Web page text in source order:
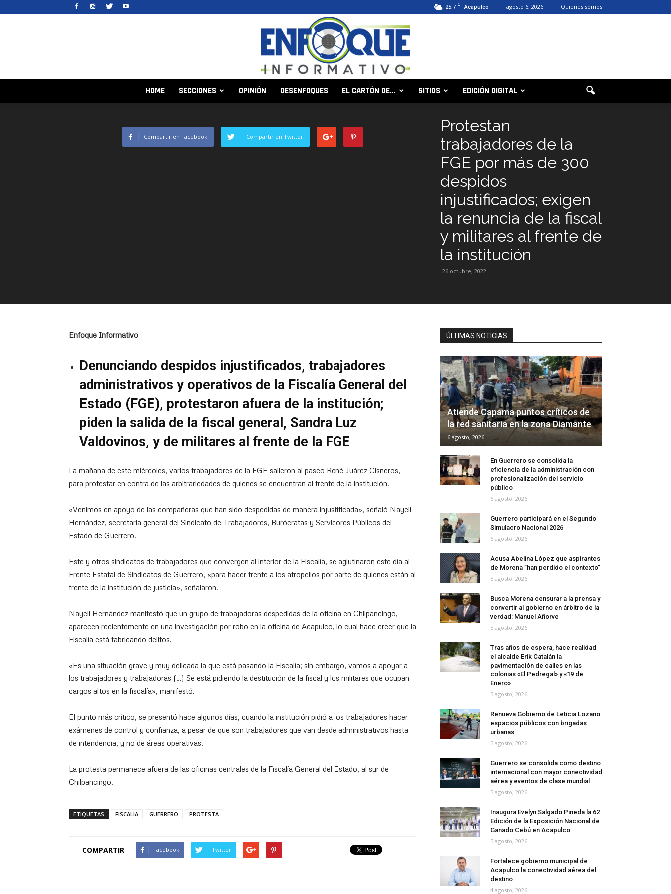
25.7 C Acapulco agosto 6, 2026 Quiénes somos
HOME SECCIONES OPINIÓN DESENFOQUES EL CARTÓN DE… SITIOS EDICIÓN DIGITAL
Protestan
trabajadores de la
FGE por más de 300
despidos
injustificados; exigen
la renuncia de la fiscal
y militares al frente de
la institución
26 octubre, 2022
Compartir en Facebook Compartir en Twitter
Enfoque Informativo
Denunciando despidos injustificados, trabajadores
administrativos y operativos de la Fiscalía General del
Estado (FGE), protestaron afuera de la institución;
piden la salida de la fiscal general, Sandra Luz
Valdovinos, y de militares al frente de la FGE
La mañana de este miércoles, varios trabajadores de la FGE salieron al paseo René Juárez Cisneros,
para protestar en contra de las arbitrariedades de quienes se encuentran al frente de la institución.
«Venimos en apoyo de las compañeras que han sido despedidas de manera injustificada», señaló Nayeli
Hernández, secretaria general del Sindicato de Trabajadores, Burócratas y Servidores Públicos del
Estado de Guerrero.
Este y otros sindicatos de trabajadores que convergen al interior de la Fiscalía, se aglutinaron este día al
Frente Estatal de Sindicatos de Guerrero, «para hacer frente a los atropellos por parte de quienes están al
frente de la institución de justicia», señalaron.
Nayeli Hernández manifestó que un grupo de trabajadoras despedidas de la oficina en Chilpancingo,
aparecen recientemente en una investigación por robo en la oficina de Acapulco, lo cual hace creer que la
Fiscalía está fabricando delitos.
«Es una situación grave y muy delicada la que está pasando la Fiscalía; sin embargo, vamos a apoyar a
los trabajadores y trabajadoras (…) Se está pidiendo la destitución de la fiscal y los militares que ocupan
cargos altos en la fiscalía», manifestó.
El punto más crítico, se presentó hace algunos días, cuando la institución pidió a los trabajadores hacer
exámenes de control y confianza, a pesar de que son trabajadores que van desde administrativos hasta
de intendencia, y no de áreas operativas.
La protesta permanece afuera de las oficinas centrales de la Fiscalía General del Estado, al sur de
Chilpancingo.
ETIQUETAS FISCALIA GUERRERO PROTESTA
COMPARTIR Facebook Twitter
ÚLTIMAS NOTICIAS
Atiende Capama puntos críticos de
la red sanitaria en la zona Diamante
6 agosto, 2026
En Guerrero se consolida la
eficiencia de la administración con
profesionalización del servicio
público
6 agosto, 2026
Guerrero participará en el Segundo
Simulacro Nacional 2026
6 agosto, 2026
Acusa Abelina López que aspirantes
de Morena ”han perdido el contexto”
5 agosto, 2026
Busca Morena censurar a la prensa y
convertir al gobierno en árbitro de la
verdad: Manuel Añorve
5 agosto, 2026
Tras años de espera, hace realidad
el alcalde Erik Catalán la
pavimentación de calles en las
colonias «El Pedregal» y «19 de
Enero»
5 agosto, 2026
Renueva Gobierno de Leticia Lozano
espacios públicos con brigadas
urbanas
5 agosto, 2026
Guerrero se consolida como destino
internacional con mayor conectividad
aérea y eventos de clase mundial
5 agosto, 2026
Inaugura Evelyn Salgado Pineda la 62
Edición de la Exposición Nacional de
Ganado Cebú en Acapulco
5 agosto, 2026
Fortalece gobierno municipal de
Acapulco la conectividad aérea del
destino
4 agosto, 2026